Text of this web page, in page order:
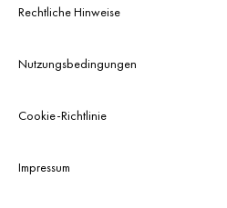
Rechtliche Hinweise
Nutzungsbedingungen
Cookie-Richtlinie
Impressum